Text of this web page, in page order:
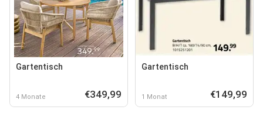
Gartentisch
4 Monate €349,99
Gartentisch
1 Monat €149,99